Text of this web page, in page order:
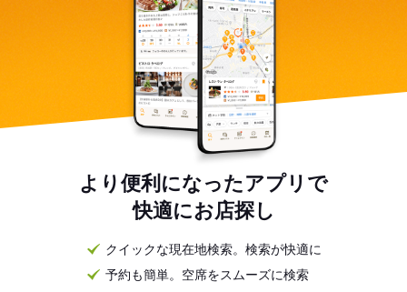
より便利になったアプリで
快適にお店探し
クイックな現在地検索。検索が快適に
予約も簡単。空席をスムーズに検索